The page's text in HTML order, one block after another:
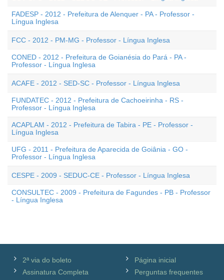
FADESP - 2012 - Prefeitura de Alenquer - PA - Professor -
Língua Inglesa
FCC - 2012 - PM-MG - Professor - Língua Inglesa
CONED - 2012 - Prefeitura de Goianésia do Pará - PA -
Professor - Língua Inglesa
ACAFE - 2012 - SED-SC - Professor - Língua Inglesa
FUNDATEC - 2012 - Prefeitura de Cachoeirinha - RS -
Professor - Língua Inglesa
ACAPLAM - 2012 - Prefeitura de Tabira - PE - Professor -
Língua Inglesa
UFG - 2011 - Prefeitura de Aparecida de Goiânia - GO -
Professor - Língua Inglesa
CESPE - 2009 - SEDUC-CE - Professor - Língua Inglesa
CONSULTEC - 2009 - Prefeitura de Fagundes - PB - Professor
- Língua Inglesa
2ª via do boleto
Assinatura Completa
Página inicial
Perguntas frequentes